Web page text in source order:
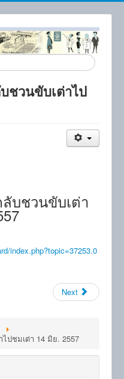
ชวนขับเต่าไป
บชวนขับเต่า
index.php?topic=37253.0
Next
ปชมเต่า 14 มิย. 2557